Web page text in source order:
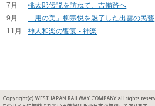
7月
桃太郎伝説を訪ねて、吉備路へ
9月
「用の美」柳宗悦を魅了した出雲の民藝
11月
神人和楽の饗宴 - 神楽